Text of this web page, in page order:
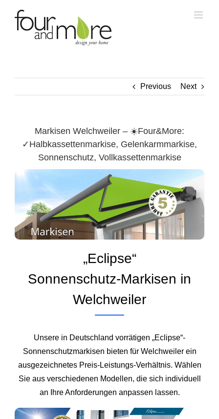
content
Previous Next
Markisen Welchweiler – ☀️Four&More:
✓Halbkassettenmarkise, Gelenkarmmarkise,
Sonnenschutz, Vollkassettenmarkise
„Eclipse“
Sonnenschutz‑Markisen in
Welchweiler
Unsere in Deutschland vorrätigen „Eclipse“-
Sonnenschutzmarkisen bieten für Welchweiler ein
ausgezeichnetes Preis‑Leistungs‑Verhältnis. Wählen
Sie aus verschiedenen Modellen, die sich individuell
an Ihre Anforderungen anpassen lassen.